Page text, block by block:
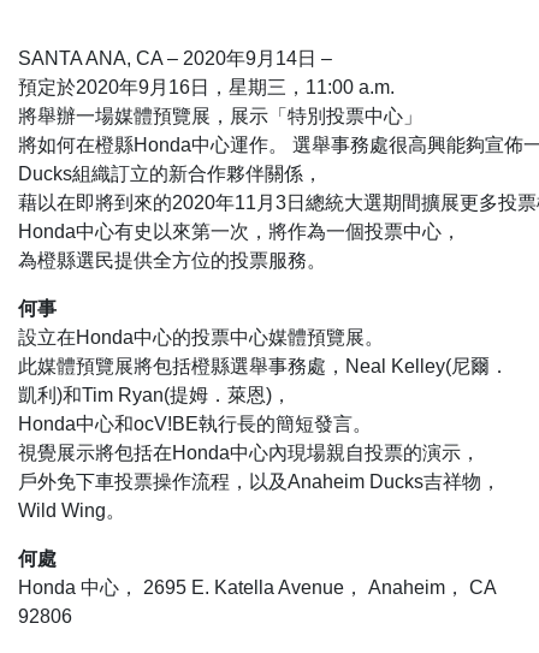
SANTA ANA, CA – 2020年9月14日 –
預定於2020年9月16日，星期三，11:00 a.m.
將舉辦一場媒體預覽展，展示「特別投票中心」
將如何在橙縣Honda中心運作。 選舉事務處很高興能夠宣佈
Ducks組織訂立的新合作夥伴關係，
藉以在即將到來的2020年11月3日總統大選期間擴展更多投
Honda中心有史以來第一次，將作為一個投票中心，
為橙縣選民提供全方位的投票服務。
何事
設立在Honda中心的投票中心媒體預覽展。
此媒體預覽展將包括橙縣選舉事務處，Neal Kelley(尼爾．
凱利)和Tim Ryan(提姆．萊恩)，
Honda中心和ocV!BE執行長的簡短發言。
視覺展示將包括在Honda中心內現場親自投票的演示，
戶外免下車投票操作流程，以及Anaheim Ducks吉祥物，
Wild Wing。
何處
Honda 中心， 2695 E. Katella Avenue， Anaheim， CA
92806